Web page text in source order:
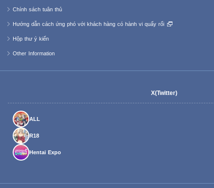
Chính sách tuân thủ
Hướng dẫn cách ứng phó với khách hàng có hành vi quấy rối
Hộp thư ý kiến
Other Information
X(Twitter)
ALL
R18
Hentai Expo